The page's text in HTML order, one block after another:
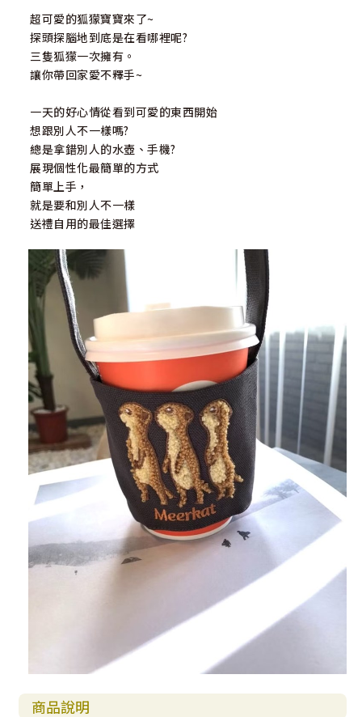
超可愛的狐獴寶寶來了~
探頭探腦地到底是在看哪裡呢?
三隻狐獴一次擁有。
讓你帶回家愛不釋手~
一天的好心情從看到可愛的東西開始
想跟別人不一樣嗎?
總是拿錯別人的水壺、手機?
展現個性化最簡單的方式
簡單上手，
就是要和別人不一樣
送禮自用的最佳選擇
商品說明